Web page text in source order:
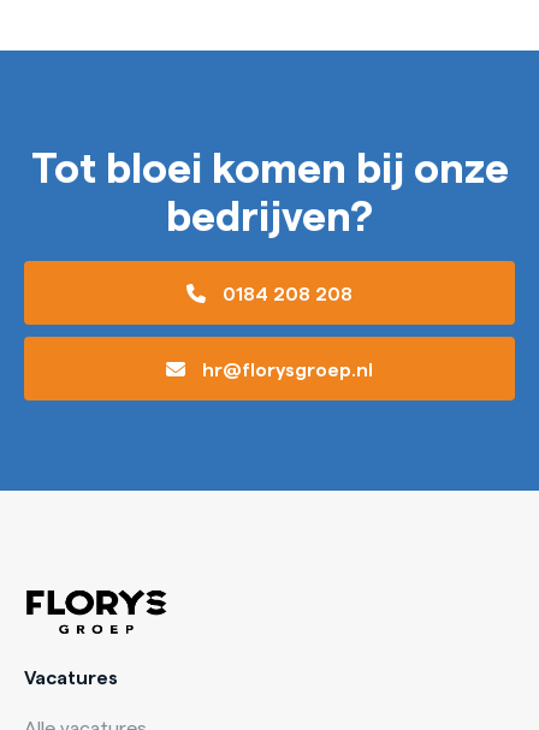
Tot bloei komen bij onze
bedrijven?
0184 208 208
hr@florysgroep.nl
Vacatures